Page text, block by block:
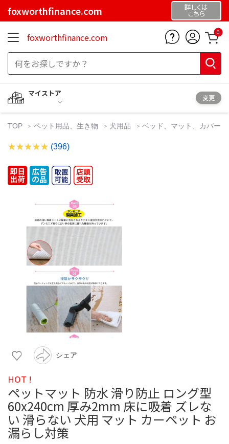
foxworthfinance.com 詳しくは
こちら
foxworthfinance.com 0
マイストア
変更
TOP ペット用品、生き物 犬用品 ベッド、マット、カバー
(396)
シェア
HOT !
ペットマット 防水 滑り防止 ロング型
60x240cm 厚み2mm 床に吸着 ズレな
い 滑らない 犬用 マット カーペット お
漏らし対策